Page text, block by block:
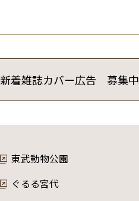
新着雑誌カバー広告 募集中
東武動物公園
ぐるる宮代